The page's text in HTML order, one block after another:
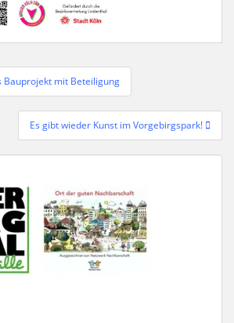
Bauprojekt mit Beteiligung
Es gibt wieder Kunst im Vorgebirgspark!